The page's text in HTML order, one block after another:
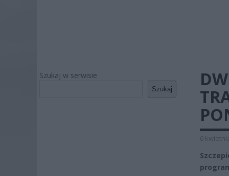
Szukaj w serwisie
Szukaj
6